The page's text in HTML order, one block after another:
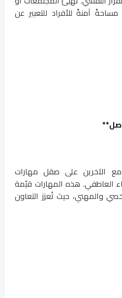
آمنةً للأفراد للتعبير عن
مع الآخرين على صقل مهارات
العاطفي. هذه المهارات قيّمة
والمهني، حيث تُعزز التعاون